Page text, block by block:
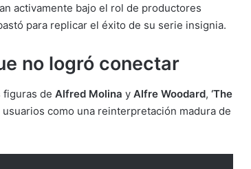
activamente bajo el rol de productores
para replicar el éxito de su serie insignia.
no logró conectar
figuras deAlfred Molina yAlfre Woodard,‘The
como una reinterpretación madura de